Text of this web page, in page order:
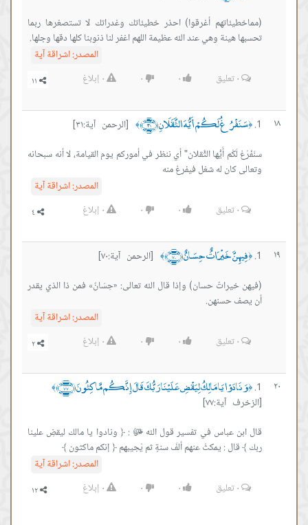
(مماخطيئاتهم أغرقوا) احذر خطيئاتك وغدراتك لا تستصغرها ربما
تحسبها هينة وهي عند الله عظيمة اللهم اغفر لنا ذنوبنا كلها دقها وجلها.
المصدر:اشراقة آية
٠تعليق ٠ ٠ ٠ إبلاغ
١٨ ﴿سَنَفْرُغُ لَكُمْ أَيُّهَ الثَّقَلَانِ ﴿٣١﴾ ﴾
[الرحمن آية:٣١]
سنَفْرُغ لَكُم أَيُّها الثَّقلان" أي ننظر في أموركم يوم القيامة، لا أنه سبحانه
وتعالى كان له شغل فيفرغ منه
المصدر:اشراقة آية
٠تعليق ٠ ٠ ٠ إبلاغ
١٩ ﴿فِيهِنَّ خَيْرَاتٌ حِسَانٌ ﴿٧٠﴾ ﴾
[الرحمن آية:٧٠]
(فيهن خيراتٌ حسان) وإذا قال الله تعالى: «حِسَانٌ» فمن ذا الذي يقدر
أن يصف حسنهن.
المصدر:اشراقة آية
٠تعليق ٠ ٠ ٠ إبلاغ
٢٠ ﴿وَنَادَوْا يَا مَالِكُ لِيَقْضِ عَلَيْنَا رَبُّكَ قَالَ إِنَّكُم مَّاكِثُونَ ﴿٧٧﴾ ﴾
[الزخرف آية:٧٧]
قال ابن عباس في تفسير قول الله ﷻ : ﴿ ونادوا يا مالك ليقضِ علينا
ربك ﴾ قال : يمكثُ عنهم ألفَ سنةٍ ثم يُجيبهم ﴿ إنكم ماكثون ﴾
المصدر:اشراقة آية
٠تعليق ٠ ٠ ٠ إبلاغ